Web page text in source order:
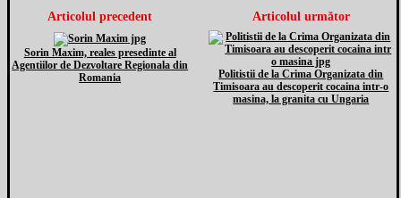
Articolul precedent
Sorin Maxim, reales presedinte al
Agentiilor de Dezvoltare Regionala din
Romania
Articolul următor
Politistii de la Crima Organizata din
Timisoara au descoperit cocaina intr-o
masina, la granita cu Ungaria